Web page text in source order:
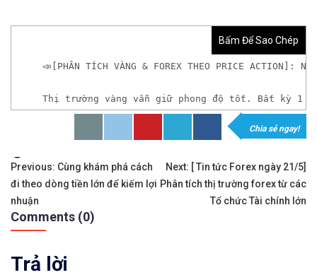
Bấm Để Sao Chép
📣[PHÂN TÍCH VÀNG & FOREX THEO PRICE ACTION]:
Thị trường vàng vẫn giữ phong độ tốt. Bất kỳ 1
𝘟𝘦𝘮 𝘤𝘩𝘪 𝘵𝘪ế𝘵: https://chungkhoanforex.com/
✨🏆𝐗𝐨á 𝐛ỏ 𝐥𝐨 𝐥ắ𝐧𝐠 𝐤𝐡𝐢 𝐭𝐡𝐚𝐦 𝐠𝐢𝐚 𝐭𝐡ị 𝐭𝐫ườ𝐧𝐠 𝐭à𝐢 𝐜𝐡í𝐧𝐡
✅𝘔ở 𝘵à𝘪 𝘬𝘩𝘰ả𝘯 𝘵𝘳ê𝘯 𝘴à𝘯 𝘌𝘹𝘯𝘦𝘴𝘴 𝘜𝘺 𝘛í𝘯 𝘷à 𝘱𝘩ù
✅𝘔ở 𝘵à𝘪 𝘬𝘩𝘰ả𝘯 𝘵𝘳ê𝘯 𝘴à𝘯 𝘐𝘊𝘔𝘢𝘳𝘬𝘦𝘵𝘴 𝘯ổ𝘪 𝘵𝘪ế𝘯𝘨
✅𝘔ở 𝘵à𝘪 𝘬𝘩𝘰ả𝘯 𝘵𝘳ê𝘯 𝘴à𝘯 𝘉𝘪𝘯𝘢𝘯𝘤𝘦 𝘯ổ𝘪 𝘵𝘪ế𝘯𝘨 𝘯𝘩ấ𝘵
Chia sẻ ngay!
Tags:
Điều
hướng
bài
viết
Previous: Cùng khám phá cách
đi theo dòng tiền lớn để kiếm lợi
nhuận
Next: [ Tin tức Forex ngày 21/5]
Phân tích thị trường forex từ các
Tổ chức Tài chính lớn
Comments (0)
Trả lời